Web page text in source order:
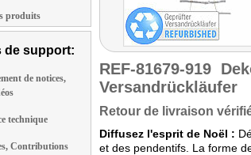
produits
de support:
de notices,
technique
Contributions
REF-81679-919
Versandrückläufer
Retour de livraison
Diffusez l'esprit de Noël :
et des pendentifs. La forme